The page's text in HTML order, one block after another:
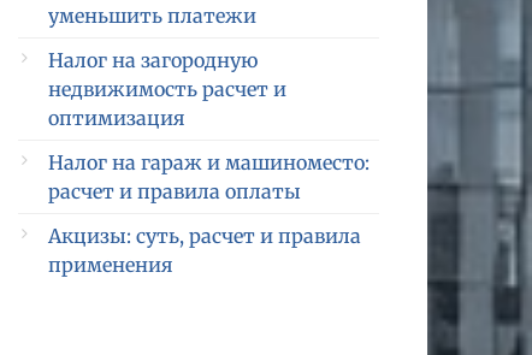
уменьшить платежи
Налог на загородную
недвижимость расчет и
оптимизация
Налог на гараж и машиноместо:
расчет и правила оплаты
Акцизы: суть, расчет и правила
применения